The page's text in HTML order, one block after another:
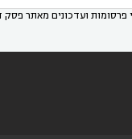
ועדכונים מאתר פסק